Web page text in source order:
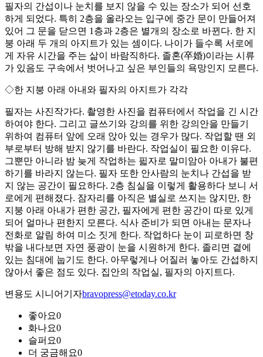
필자의 간섭이나 눈치를 보지 않을 수 있는 장소가 되어 선호
하게 되었다. 특히 2층을 올라오는 입구에 중간 문이 만들어져
있어 그 문을 닫으면 1층과 2층은 별개의 장소로 바뀐다. 한 지
붕 아래 두 개의 아지트가 있는 셈이다. 나이가 들수록 서로에
게 자유 시간을 주는 삶이 바람직하다. 졸혼(卒婚)이라는 시류
가 있음도 구속에서 벗어나고 싶은 부인들의 욕망인지 모른다.
◇한 지붕 아래 아내와 필자의 아지트가 각각
필자는 사진작가다. 촬영한 사진을 컴퓨터에서 작업을 긴 시간
하여야 한다. 그리고 글쓰기와 강의를 위한 강의안을 만들기
위하여 컴퓨터 앞에 오래 앉아 있는 경우가 많다. 작업할 땐 외
부로부터 방해 받지 않기를 바란다. 작업실이 필요한 이유다.
그뿐만 아니라 밤 늦게 작업하는 핇자로 말미암아 아내가 불편
하기를 바라지 않는다. 필자 또한 안사람의 눈치나 간섭을 받
지 않는 공간이 필요하다. 2층 침실을 이렇게 활용하다 보니 서
로에게 편해졌다. 잠자리를 아직은 별실로 쓰지는 않지만, 한
지붕 아래 아내가 편한 공간, 필자에게 편한 공간이 따로 있게
되어 얼마나 편한지 모른다. 식사 준비가 되면 아내는 문자나
전화로 알림 하여 미소 짓게 한다. 작업하다 눈이 피로하면 창
밖을 내다보면 자연 풍광이 눈을 시원하게 한다. 졸리면 곁에
있는 침대에 눕기도 한다. 아무렇게나 어질러 놓아도 간섭하지
않아서 좋은 점도 있다. 집안의 작업실, 필자의 아지트다.
변용도 시니어기자bravopress@etoday.co.kr
좋아요0
화나요0
슬퍼요0
더 궁금해요0